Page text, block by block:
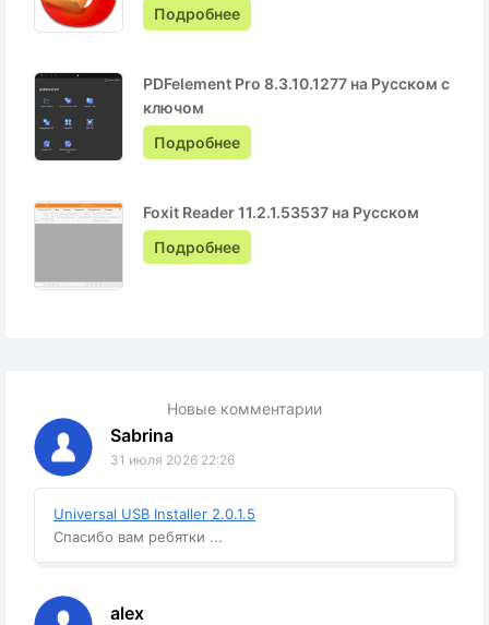
Подробнее
PDFelement Pro 8.3.10.1277 на Русском с
ключом
Подробнее
Foxit Reader 11.2.1.53537 на Русском
Подробнее
Новые комментарии
Sabrina
31 июля 2026 22:26
Universal USB Installer 2.0.1.5
Спасибо вам ребятки ...
alex